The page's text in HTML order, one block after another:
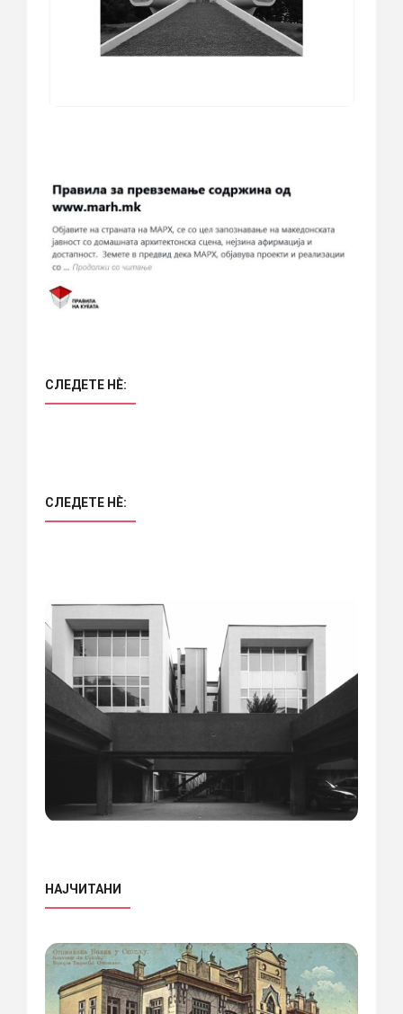
СЛЕДЕТЕ НÈ:
СЛЕДЕТЕ НÈ:
НАЈЧИТАНИ